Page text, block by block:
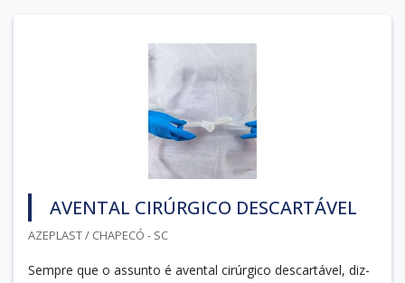
AVENTAL CIRÚRGICO DESCARTÁVEL
AZEPLAST / CHAPECÓ - SC
Sempre que o assunto é avental cirúrgico descartável, diz-